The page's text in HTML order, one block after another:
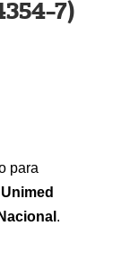
7)
para
Unimed
.